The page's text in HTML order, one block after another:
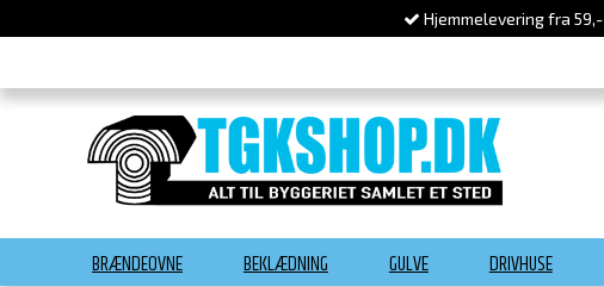
Hjemmelevering fra 59,-
BRÆNDEOVNE BEKLÆDNING GULVE DRIVHUSE